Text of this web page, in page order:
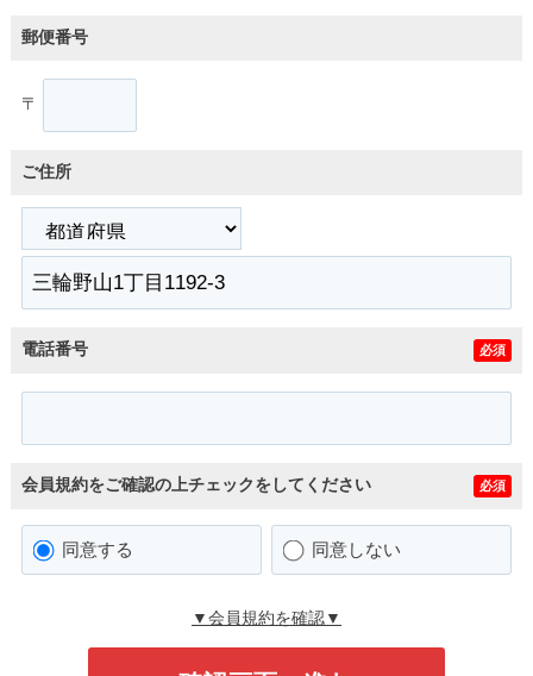
郵便番号
〒
ご住所
電話番号 必須
会員規約をご確認の上チェックをしてください 必須
同意する 同意しない
▼会員規約を確認▼